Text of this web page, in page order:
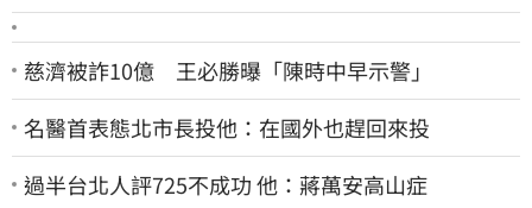
慈濟被詐10億 王必勝曝「陳時中早示警」
名醫首表態北市長投他：在國外也趕回來投
過半台北人評725不成功 他：蔣萬安高山症